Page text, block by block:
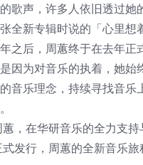
歌声，许多人依旧透过
全新专辑时说的「心里想
之后，周蕙终于在去年
因为对音乐的执着，她
音乐理念，持续寻找音
，在华研音乐的全力支
发行，周蕙的全新音乐旅